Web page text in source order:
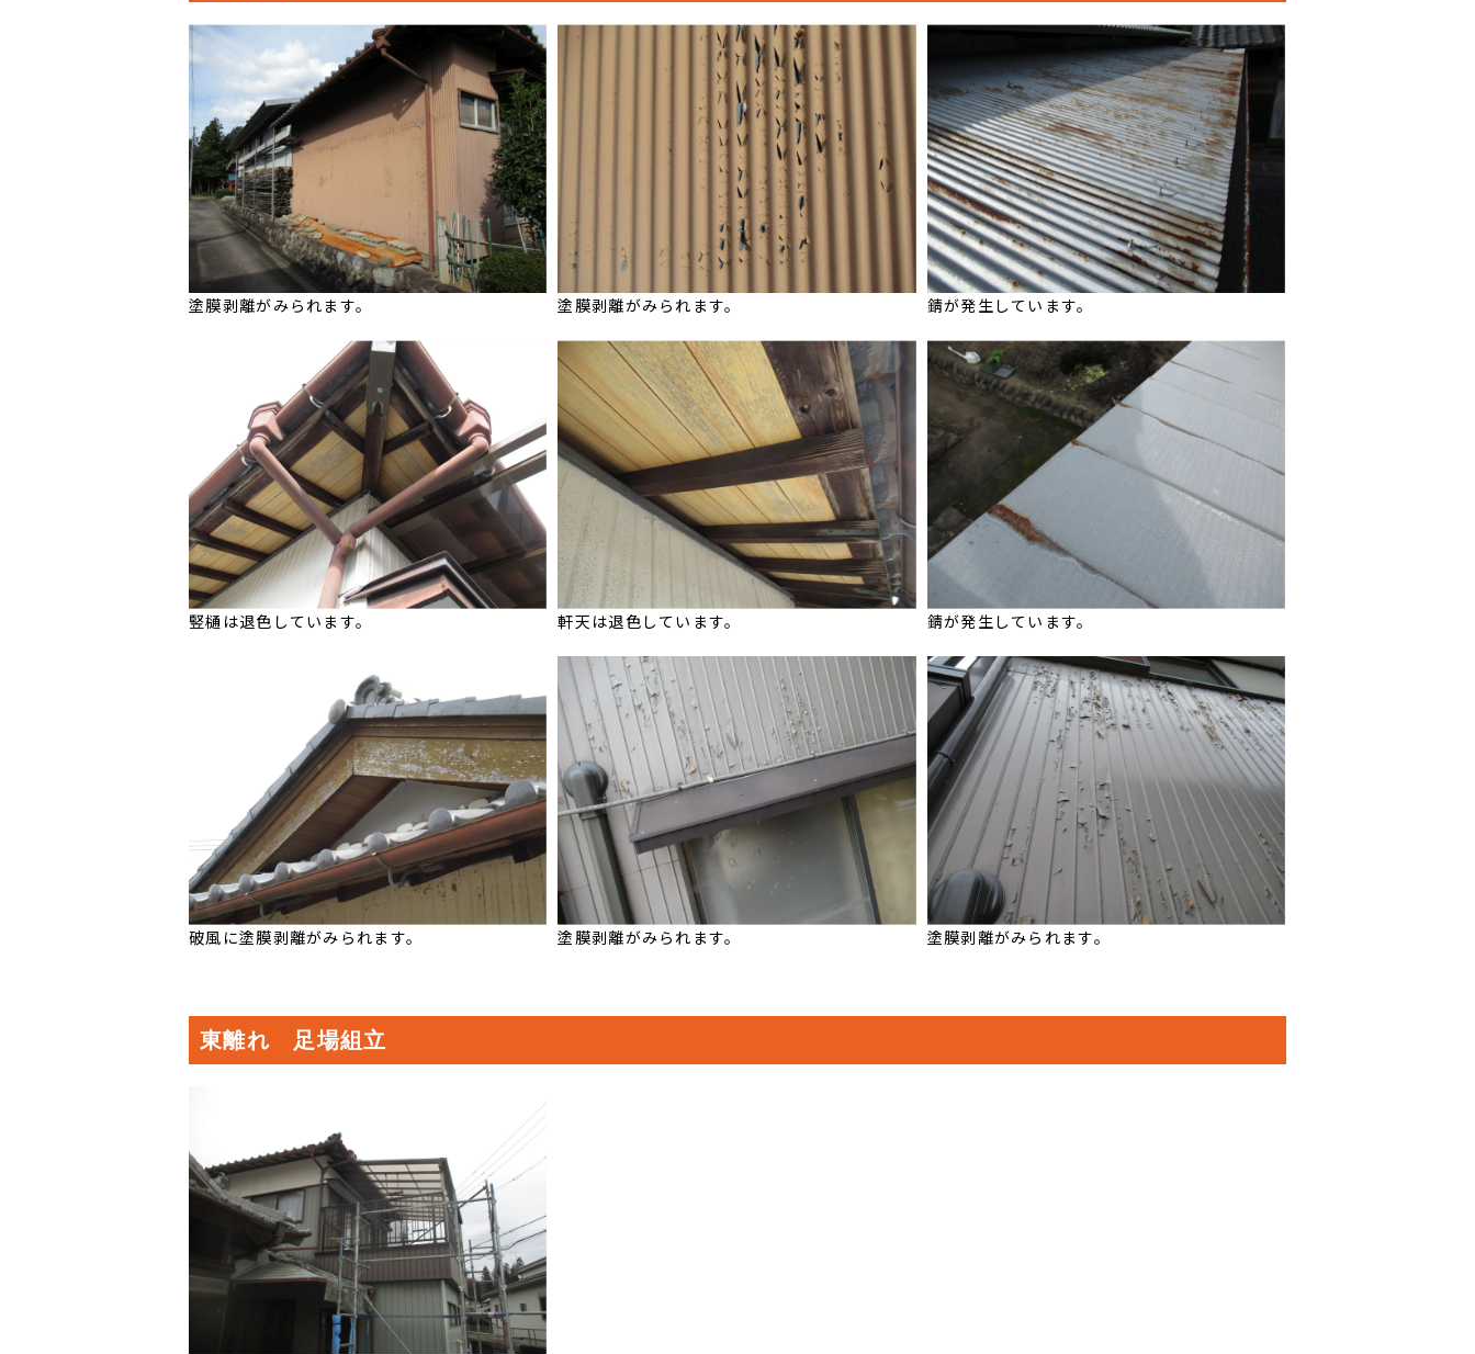
塗膜剥離がみられます。 塗膜剥離がみられます。 錆が発生しています。
竪樋は退色しています。 軒天は退色しています。 錆が発生しています。
破風に塗膜剥離がみられます。 塗膜剥離がみられます。 塗膜剥離がみられます。
東離れ 足場組立